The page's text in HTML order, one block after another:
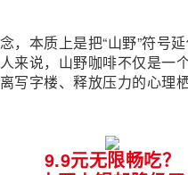
，本质上是把“山野”符号
来说，山野咖啡不仅是一
写字楼、释放压力的心理栖
9.9元无限畅吃？